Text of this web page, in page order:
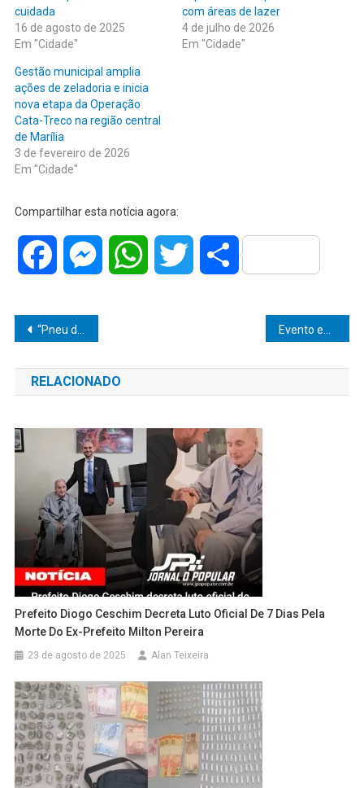
cuidada
16 de agosto de 2025
Em "Cidade"
com áreas de lazer
4 de julho de 2026
Em "Cidade"
Gestão municipal amplia
ações de zeladoria e inicia
nova etapa da Operação
Cata-Treco na região central
de Marília
3 de fevereiro de 2026
Em "Cidade"
Compartilhar esta notícia agora:
Facebook MessengerWhatsAppTwitter Share
Navegação
de
Post
“Pneu descartado de forma irregular é risco direto à saúde”, alerta Prefeitura de Marília
RELACIONADO
Prefeito Diogo Ceschim Decreta Luto Oficial De 7 Dias Pela
Morte Do Ex-Prefeito Milton Pereira
23 de agosto de 2025 Alan Teixeira